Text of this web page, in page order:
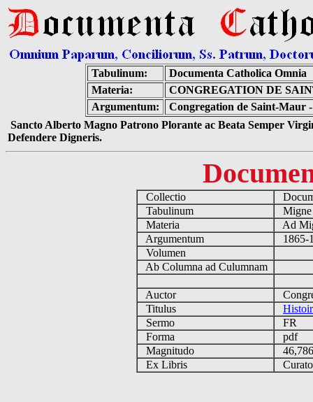
Tabulinum:
Documenta Catholica Omnia
Materia:
CONGREGATION DE
Argumentum:
Congregation de Saint-Maur
Sancto Alberto Magno Patrono Plorante ac Beata Semper
Defendere Digneris.
Collectio
Tabulinum
Materia
Ad
Argumentum
1865-
Volumen
Ab Columna ad Culumnam
Auctor
Titulus
Sermo
FR
Forma
pdf
Magnitudo
Ex Libris